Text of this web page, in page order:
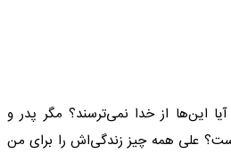
این‌ها از خدا نمی‌ترسند؟ مگر پدر و
علی همه چیز زندگی‌اش را برای من